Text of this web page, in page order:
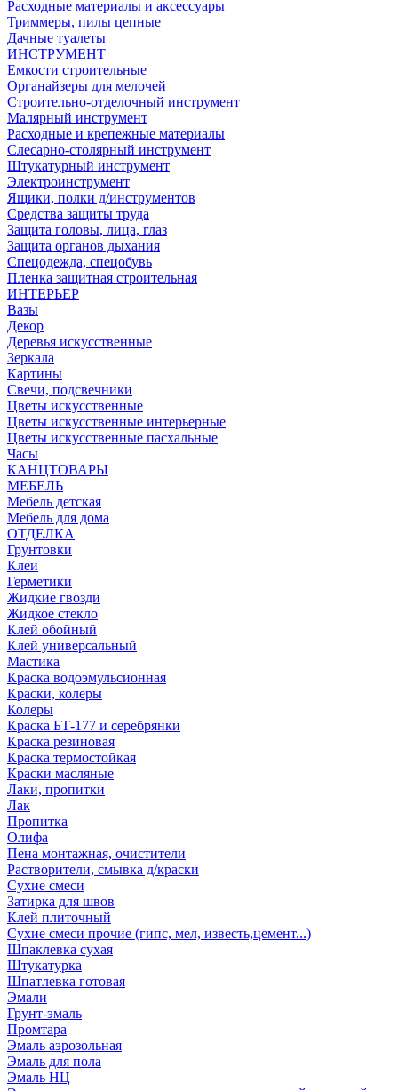
Расходные материалы и аксессуары
Триммеры, пилы цепные
Дачные туалеты
ИНСТРУМЕНТ
Емкости строительные
Органайзеры для мелочей
Строительно-отделочный инструмент
Малярный инструмент
Расходные и крепежные материалы
Слесарно-столярный инструмент
Штукатурный инструмент
Электроинструмент
Ящики, полки д/инструментов
Средства защиты труда
Защита головы, лица, глаз
Защита органов дыхания
Спецодежда, спецобувь
Пленка защитная строительная
ИНТЕРЬЕР
Вазы
Декор
Деревья искусственные
Зеркала
Картины
Свечи, подсвечники
Цветы искусственные
Цветы искусственные интерьерные
Цветы искусственные пасхальные
Часы
КАНЦТОВАРЫ
МЕБЕЛЬ
Мебель детская
Мебель для дома
ОТДЕЛКА
Грунтовки
Клеи
Герметики
Жидкие гвозди
Жидкое стекло
Клей обойный
Клей универсальный
Мастика
Краска водоэмульсионная
Краски, колеры
Колеры
Краска БТ-177 и серебрянки
Краска резиновая
Краска термостойкая
Краски масляные
Лаки, пропитки
Лак
Пропитка
Олифа
Пена монтажная, очистители
Растворители, смывка д/краски
Сухие смеси
Затирка для швов
Клей плиточный
Сухие смеси прочие (гипс, мел, известь,цемент...)
Шпаклевка сухая
Штукатурка
Шпатлевка готовая
Эмали
Грунт-эмаль
Промтара
Эмаль аэрозольная
Эмаль для пола
Эмаль НЦ